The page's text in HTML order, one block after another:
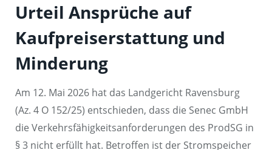
Urteil Ansprüche auf
Kaufpreiserstattung und
Minderung
Am 12. Mai 2026 hat das Landgericht Ravensburg
(Az. 4 O 152/25) entschieden, dass die Senec GmbH
die Verkehrsfähigkeitsanforderungen des ProdSG in
§ 3 nicht erfüllt hat. Betroffen ist der Stromspeicher